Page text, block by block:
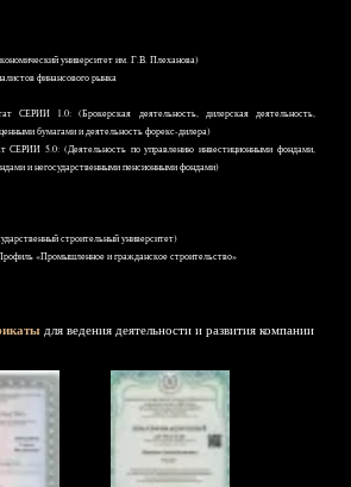
университет им. Г.В. Плеханова)
финансового рынка
СЕРИИ 1.0: (Брокерская деятельность, дилерская деятельность,
бумагами и деятельность форекс-дилера)
СЕРИИ 5.0: (Деятельность по управлению инвестиционными фондами,
и негосударственными пенсионными фондами)
строительный университет)
«Промышленное и гражданское строительство»
для ведения деятельности и развития компании